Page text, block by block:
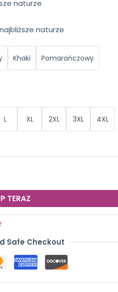
naturze
naturze
Khaki Pomarańczowy
L XL 2XL 3XL 4XL
TERAZ
Safe Checkout